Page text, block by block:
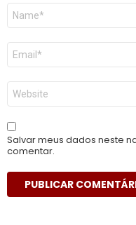
Nome
E-
mail
*
Site
Salvar meus dados neste
comentar.